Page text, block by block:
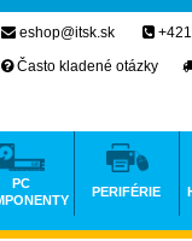
eshop@itsk.sk
Často kladené otázky
PC
PERIFÉRIE